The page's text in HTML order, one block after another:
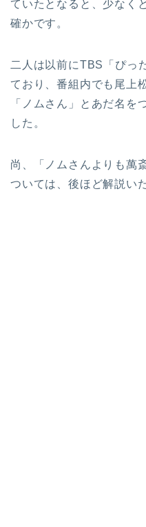
ていたとなると、少なく
確かです。
二人は以前にTBS「ぴっ
ており、番組内でも尾上
「ノムさん」とあだ名を
した。
尚、「ノムさんよりも萬
ついては、後ほど解説い